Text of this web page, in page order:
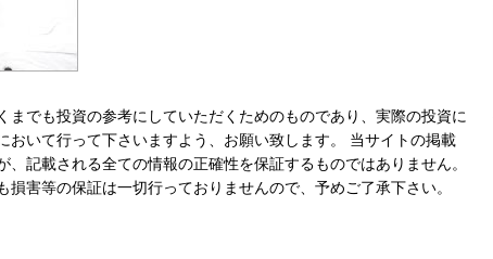
までも投資の参考にしていただくためのものであり、実際の投資に
おいて行って下さいますよう、お願い致します。 当サイトの掲載
記載される全ての情報の正確性を保証するものではありません。
害等の保証は一切行っておりませんので、予めご了承下さい。